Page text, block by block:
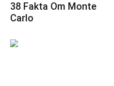
38 Fakta Om Monte
Carlo